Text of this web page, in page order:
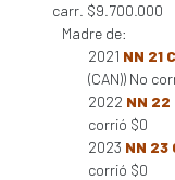
carr. $9.700.000
Madre de:
2021 NN 21
(CAN)) No
2022 NN 22
corrió $0
2023 NN 23
corrió $0